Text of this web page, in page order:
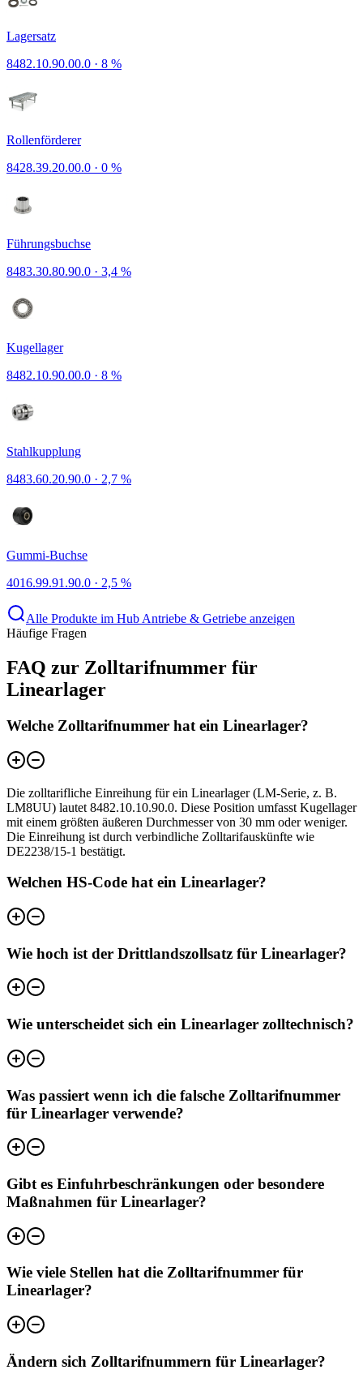
Lagersatz
8482.10.90.00.0 · 8 %
Rollenförderer
8428.39.20.00.0 · 0 %
Führungsbuchse
8483.30.80.90.0 · 3,4 %
Kugellager
8482.10.90.00.0 · 8 %
Stahlkupplung
8483.60.20.90.0 · 2,7 %
Gummi-Buchse
4016.99.91.90.0 · 2,5 %
Alle Produkte im Hub Antriebe & Getriebe anzeigen
Häufige Fragen
FAQ zur Zolltarifnummer für
Linearlager
Welche Zolltarifnummer hat ein Linearlager?
Die zolltarifliche Einreihung für ein Linearlager (LM-Serie, z. B.
LM8UU) lautet 8482.10.10.90.0. Diese Position umfasst Kugellager
mit einem größten äußeren Durchmesser von 30 mm oder weniger.
Die Einreihung ist durch verbindliche Zolltarifauskünfte wie
DE2238/15-1 bestätigt.
Welchen HS-Code hat ein Linearlager?
Wie hoch ist der Drittlandszollsatz für Linearlager?
Wie unterscheidet sich ein Linearlager zolltechnisch?
Was passiert wenn ich die falsche Zolltarifnummer
für Linearlager verwende?
Gibt es Einfuhrbeschränkungen oder besondere
Maßnahmen für Linearlager?
Wie viele Stellen hat die Zolltarifnummer für
Linearlager?
Ändern sich Zolltarifnummern für Linearlager?